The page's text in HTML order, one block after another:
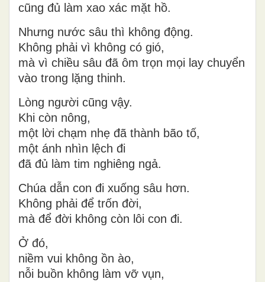
cũng đủ làm xao xác mặt hồ.
Nhưng nước sâu thì không động.
Không phải vì không có gió,
mà vì chiều sâu đã ôm trọn mọi lay chuyển
vào trong lặng thinh.
Lòng người cũng vậy.
Khi còn nông,
một lời chạm nhẹ đã thành bão tố,
một ánh nhìn lệch đi
đã đủ làm tim nghiêng ngả.
Chúa dẫn con đi xuống sâu hơn.
Không phải để trốn đời,
mà để đời không còn lôi con đi.
Ở đó,
niềm vui không ồn ào,
nỗi buồn không làm vỡ vụn,